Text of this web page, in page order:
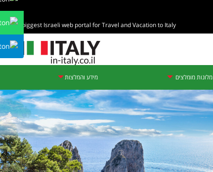
The biggest Israeli web portal for Travel and Vacation to Italy
מלונות מומלצים מידע והמלצות